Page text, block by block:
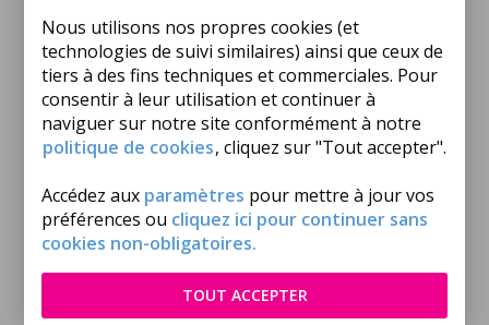
Nous utilisons nos propres cookies (et
technologies de suivi similaires) ainsi que ceux de
tiers à des fins techniques et commerciales. Pour
consentir à leur utilisation et continuer à
naviguer sur notre site conformément à notre
politique de cookies, cliquez sur "Tout accepter".
Accédez aux paramètres pour mettre à jour vos
préférences ou cliquez ici pour continuer sans
cookies non-obligatoires.
TOUT ACCEPTER
(5euros/passager et /trajet). Il est donc vivement
conseillé de s'enregistrer en ligne si votre vol est
opéré par cette compagnie.
-L'enregistrement à l'aéroport est payant pour la
compagnie Conrendon airlines (10euros/passager et
/trajet). Il est donc vivement conseillé de s'enregistrer
en ligne si votre vol est opéré par cette compagnie.
Le premier et le dernier jour du voyage sont consacrés au
transport. Mondial Tourisme, n'ayant pas la maîtrise du choix
des horaires, ne saurait être tenu pour responsable en cas
de départ tardif et/ou de retour matinal le dernier jour.
Les horaires proposés au moment de votre réservation sont